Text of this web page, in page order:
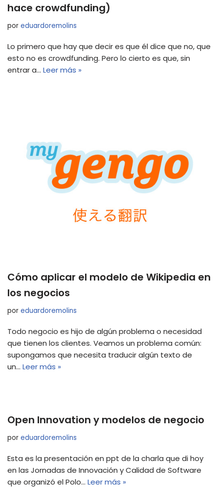
hace crowdfunding)
por eduardoremolins
Lo primero que hay que decir es que él dice que no, que
esto no es crowdfunding. Pero lo cierto es que, sin
entrar a… Leer más »
Cómo aplicar el modelo de Wikipedia en
los negocios
por eduardoremolins
Todo negocio es hijo de algún problema o necesidad
que tienen los clientes. Veamos un problema común:
supongamos que necesita traducir algún texto de
un… Leer más »
Open Innovation y modelos de negocio
por eduardoremolins
Esta es la presentación en ppt de la charla que di hoy
en las Jornadas de Innovación y Calidad de Software
que organizó el Polo… Leer más »